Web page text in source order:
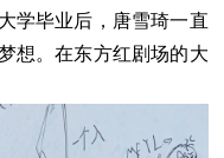
学毕业后，唐雪琦一直
想。在东方红剧场的大